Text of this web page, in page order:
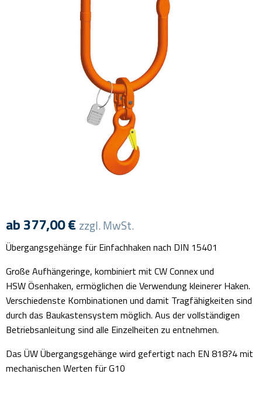
ab377,00€ zzgl. MwSt.
Übergangsgehänge für Einfachhaken nach DIN 15401
Große Aufhängeringe, kombiniert mit CW Connex und
HSW Ösenhaken, ermöglichen die Verwendung kleinerer Haken.
Verschiedenste Kombinationen und damit Tragfähigkeiten sind
durch das Baukastensystem möglich. Aus der vollständigen
Betriebsanleitung sind alle Einzelheiten zu entnehmen.
Das ÜW Übergangsgehänge wird gefertigt nach EN 818?4 mit
mechanischen Werten für G10